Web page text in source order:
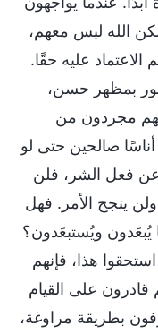
الله ليس معهم،
عليه حقًا.
بمظهر حسن،
مجردون من
أناسًا صالحين حتى لو
عن فعل الشر، فلن
ينجح الأمر. فهل
ويُستبعَدون؟
هذا، فإنهم
قادرون على القيام
بطريقة مراوغة،